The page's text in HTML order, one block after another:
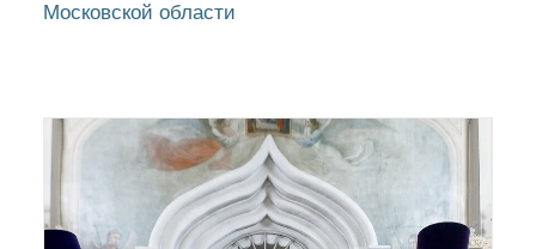
Московской области